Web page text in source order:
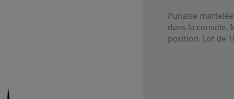
Punaise
dans la console.
position. Lot de